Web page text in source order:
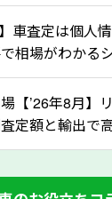
手続きをした
付金の扱い
、自動車税の還
ります。廃車
還しない業者も
車査定は個人
相場がわかる
【’26年8月】
定額と輸出で